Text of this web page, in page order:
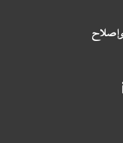
وإصلاح